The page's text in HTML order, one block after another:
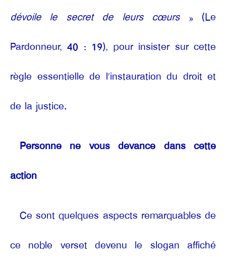
dévoile le secret de leurs cœurs» (Le
Pardonneur, 40 : 19), pour insister sur cette
règle essentielle de l’instauration du droit et
de la justice.
Personne ne vous devance dans cette
action
Ce sont quelques aspects remarquables de
ce noble verset devenu le slogan affiché